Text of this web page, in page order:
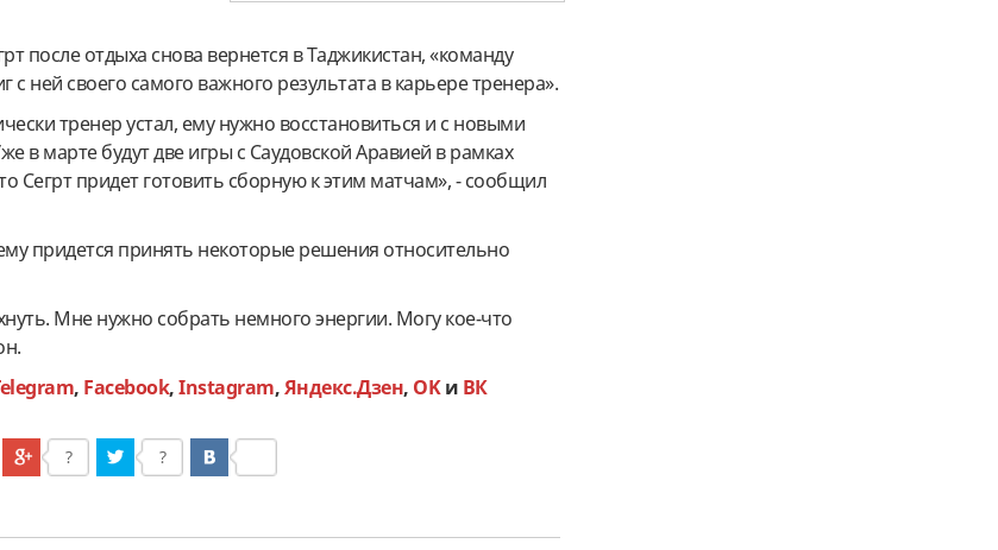
после отдыха снова вернется в Таджикистан, «команду
ней своего самого важного результата в карьере тренера».
тренер устал, ему нужно восстановиться и с новыми
в марте будут две игры с Саудовской Аравией в рамках
Сегрт придет готовить сборную к этим матчам», - сообщил
придется принять некоторые решения относительно
Мне нужно собрать немного энергии. Могу кое-что
, Facebook,Instagram,Яндекс.Дзен, OKи ВК
? ?